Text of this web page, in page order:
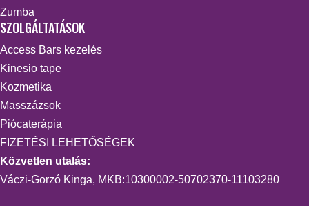
Zumba
SZOLGÁLTATÁSOK
Access Bars kezelés
Kinesio tape
Kozmetika
Masszázsok
Piócaterápia
FIZETÉSI LEHETŐSÉGEK
Közvetlen utalás:
Váczi-Gorzó Kinga, MKB:10300002-50702370-11103280